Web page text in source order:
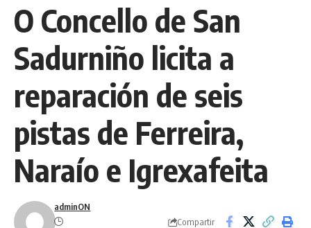
O Concello de San
Sadurniño licita a
reparación de seis
pistas de Ferreira,
Naraío e Igrexafeita
adminON
Compartir